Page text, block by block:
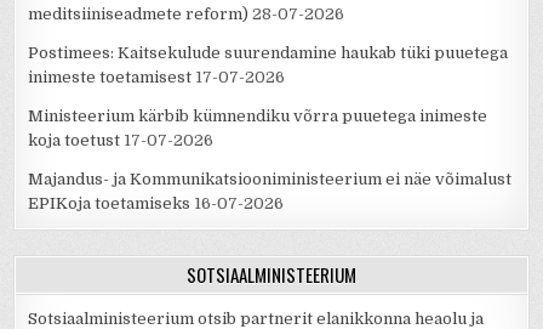
meditsiiniseadmete reform) 28-07-2026
Postimees: Kaitsekulude suurendamine haukab tüki puuetega
inimeste toetamisest 17-07-2026
Ministeerium kärbib kümnendiku võrra puuetega inimeste
koja toetust 17-07-2026
Majandus- ja Kommunikatsiooniministeerium ei näe võimalust
EPIKoja toetamiseks 16-07-2026
SOTSIAALMINISTEERIUM
Sotsiaalministeerium otsib partnerit elanikkonna heaolu ja